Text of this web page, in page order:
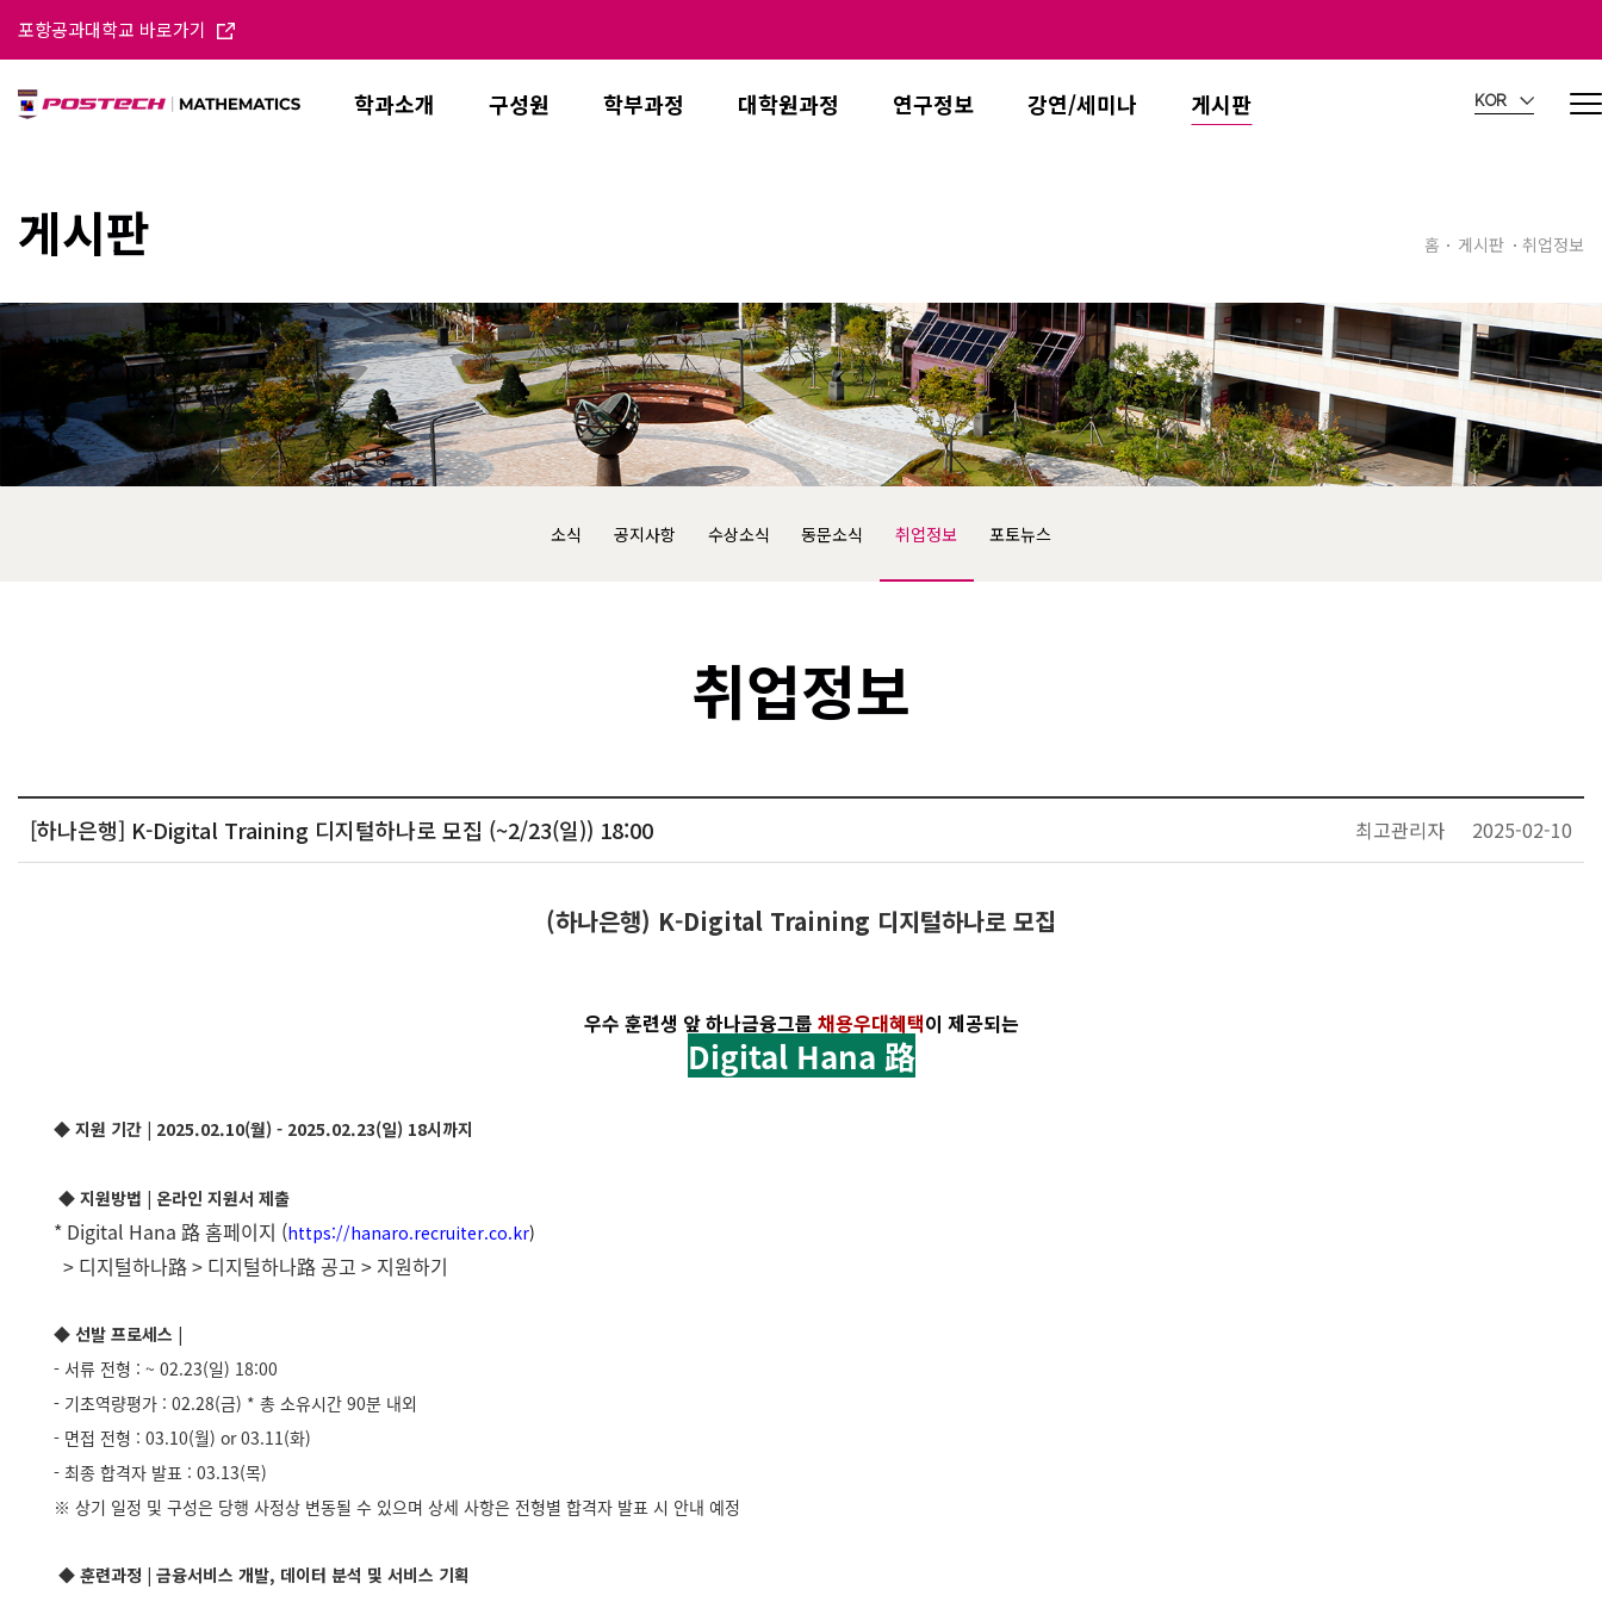
포항공과대학교 바로가기
학과소개 구성원 학부과정 대학원과정 연구정보 강연/세미나 게시판 KOR
게시판 홈 게시판 취업정보
소식 공지사항 수상소식 동문소식 취업정보 포토뉴스
취업정보
[하나은행] K-Digital Training 디지털하나로 모집 (~2/23(일)) 18:00 최고관리자 2025-02-10
(하나은행) K-Digital Training 디지털하나로 모집
우수 훈련생 앞 하나금융그룹 채용우대혜택이 제공되는
Digital Hana 路
◆ 지원 기간 | 2025.02.10(월) - 2025.02.23(일) 18시까지
◆ 지원방법 | 온라인 지원서 제출
* Digital Hana 路 홈페이지 (https://hanaro.recruiter.co.kr)
> 디지털하나路 > 디지털하나路 공고 > 지원하기
◆ 선발 프로세스 |
- 서류 전형 : ~ 02.23(일) 18:00
- 기초역량평가 : 02.28(금) * 총 소유시간 90분 내외
- 면접 전형 : 03.10(월) or 03.11(화)
- 최종 합격자 발표 : 03.13(목)
※ 상기 일정 및 구성은 당행 사정상 변동될 수 있으며 상세 사항은 전형별 합격자 발표 시 안내 예정
◆ 훈련과정 | 금융서비스 개발, 데이터 분석 및 서비스 기획